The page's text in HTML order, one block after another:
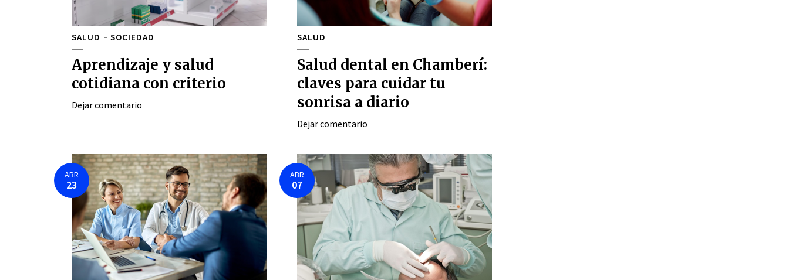
SALUD SOCIEDAD
Aprendizaje y salud
cotidiana con criterio
Dejar comentario
SALUD
Salud dental en Chamberí:
claves para cuidar tu
sonrisa a diario
Dejar comentario
ABR
23
ABR
07